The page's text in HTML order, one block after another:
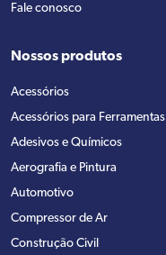
Fale conosco
Nossos produtos
Acessórios
Acessórios para Ferramentas
Adesivos e Químicos
Aerografia e Pintura
Automotivo
Compressor de Ar
Construção Civil